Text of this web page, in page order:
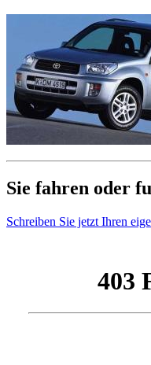
Sie fahren oder
Schreiben Sie jetzt Ihren